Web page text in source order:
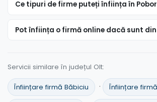
Ce tipuri de firme puteți înființa în
Pot înființa o firmă online dacă sunt din
Servicii similare în județul Olt:
Înființare firmă Băbiciu · Înființare